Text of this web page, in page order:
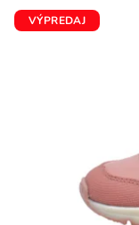
VÝPREDAJ